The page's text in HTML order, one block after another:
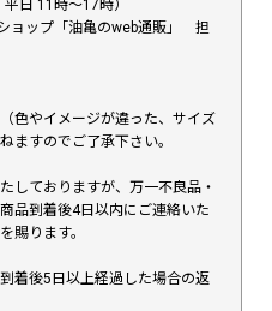
日 11時〜17時）
ョップ「油亀のweb通販」 担
色やイメージが違った、サイズ
ますのでご了承下さい。
しておりますが、万一不良品・
品到着後4日以内にご連絡いた
賜ります。
着後5日以上経過した場合の返